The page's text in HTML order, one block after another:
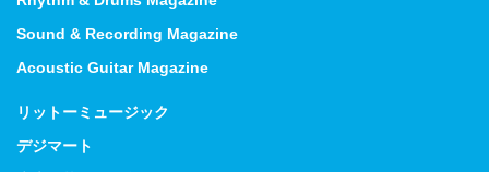
Sound & Recording Magazine
Acoustic Guitar Magazine
リットーミュージック
デジマート